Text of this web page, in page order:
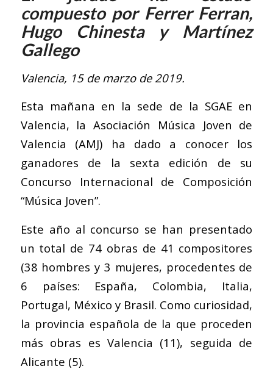
compuesto por Ferrer Ferran,
Hugo Chinesta y Martínez
Gallego
Valencia, 15 de marzo de 2019.
Esta mañana en la sede de la SGAE en
Valencia, la Asociación Música Joven de
Valencia (AMJ) ha dado a conocer los
ganadores de la sexta edición de su
Concurso Internacional de Composición
“Música Joven”.
Este año al concurso se han presentado
un total de 74 obras de 41 compositores
(38 hombres y 3 mujeres, procedentes de
6 países: España, Colombia, Italia,
Portugal, México y Brasil. Como curiosidad,
la provincia española de la que proceden
más obras es Valencia (11), seguida de
Alicante (5).